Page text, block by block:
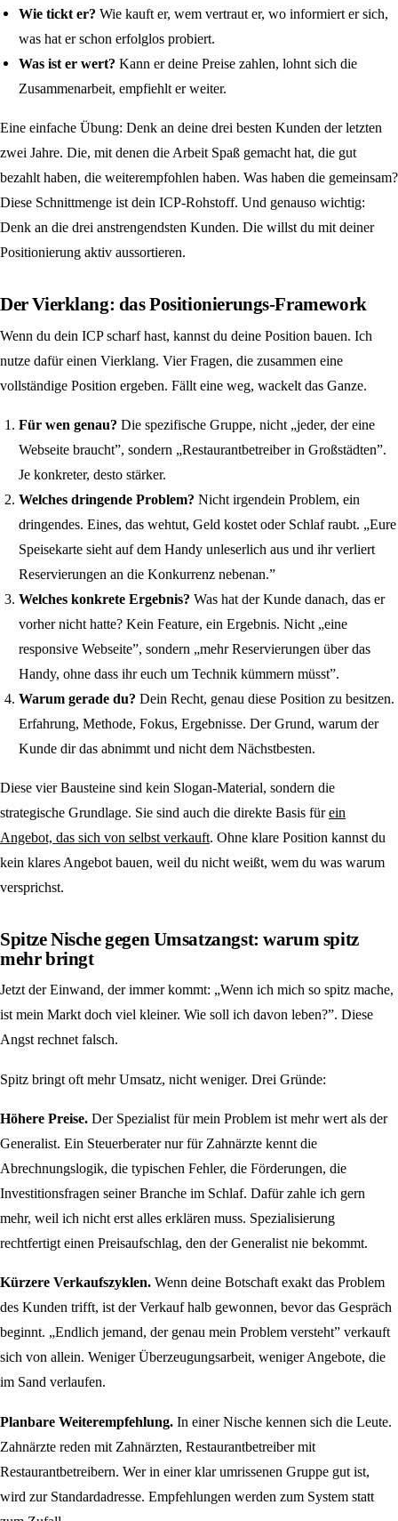
Wie tickt er? Wie kauft er, wem vertraut er, wo informiert er sich,
was hat er schon erfolglos probiert.
Was ist er wert? Kann er deine Preise zahlen, lohnt sich die
Zusammenarbeit, empfiehlt er weiter.
Eine einfache Übung: Denk an deine drei besten Kunden der letzten
zwei Jahre. Die, mit denen die Arbeit Spaß gemacht hat, die gut
bezahlt haben, die weiterempfohlen haben. Was haben die gemeinsam?
Diese Schnittmenge ist dein ICP-Rohstoff. Und genauso wichtig:
Denk an die drei anstrengendsten Kunden. Die willst du mit deiner
Positionierung aktiv aussortieren.
Der Vierklang: das Positionierungs-Framework
Wenn du dein ICP scharf hast, kannst du deine Position bauen. Ich
nutze dafür einen Vierklang. Vier Fragen, die zusammen eine
vollständige Position ergeben. Fällt eine weg, wackelt das Ganze.
Für wen genau? Die spezifische Gruppe, nicht „jeder, der eine
Webseite braucht”, sondern „Restaurantbetreiber in Großstädten”.
Je konkreter, desto stärker.
Welches dringende Problem? Nicht irgendein Problem, ein
dringendes. Eines, das wehtut, Geld kostet oder Schlaf raubt. „Eure
Speisekarte sieht auf dem Handy unleserlich aus und ihr verliert
Reservierungen an die Konkurrenz nebenan.”
Welches konkrete Ergebnis? Was hat der Kunde danach, das er
vorher nicht hatte? Kein Feature, ein Ergebnis. Nicht „eine
responsive Webseite”, sondern „mehr Reservierungen über das
Handy, ohne dass ihr euch um Technik kümmern müsst”.
Warum gerade du? Dein Recht, genau diese Position zu besitzen.
Erfahrung, Methode, Fokus, Ergebnisse. Der Grund, warum der
Kunde dir das abnimmt und nicht dem Nächstbesten.
Diese vier Bausteine sind kein Slogan-Material, sondern die
strategische Grundlage. Sie sind auch die direkte Basis fürein
Angebot, das sich von selbst verkauft. Ohne klare Position kannst du
kein klares Angebot bauen, weil du nicht weißt, wem du was warum
versprichst.
Spitze Nische gegen Umsatzangst: warum spitz
mehr bringt
Jetzt der Einwand, der immer kommt: „Wenn ich mich so spitz mache,
ist mein Markt doch viel kleiner. Wie soll ich davon leben?”. Diese
Angst rechnet falsch.
Spitz bringt oft mehr Umsatz, nicht weniger. Drei Gründe:
Höhere Preise. Der Spezialist für mein Problem ist mehr wert als der
Generalist. Ein Steuerberater nur für Zahnärzte kennt die
Abrechnungslogik, die typischen Fehler, die Förderungen, die
Investitionsfragen seiner Branche im Schlaf. Dafür zahle ich gern
mehr, weil ich nicht erst alles erklären muss. Spezialisierung
rechtfertigt einen Preisaufschlag, den der Generalist nie bekommt.
Kürzere Verkaufszyklen. Wenn deine Botschaft exakt das Problem
des Kunden trifft, ist der Verkauf halb gewonnen, bevor das Gespräch
beginnt. „Endlich jemand, der genau mein Problem versteht” verkauft
sich von allein. Weniger Überzeugungsarbeit, weniger Angebote, die
im Sand verlaufen.
Planbare Weiterempfehlung. In einer Nische kennen sich die Leute.
Zahnärzte reden mit Zahnärzten, Restaurantbetreiber mit
Restaurantbetreibern. Wer in einer klar umrissenen Gruppe gut ist,
wird zur Standardadresse. Empfehlungen werden zum System statt